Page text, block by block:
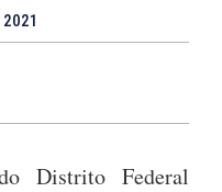
Distrito Federal